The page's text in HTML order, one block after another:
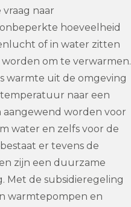
naar
hoeveelheid
of in water zitten
om te verwarmen.
warmte uit de omgeving
naar een
worden voor
water en zelfs voor de
er tevens de
zijn een duurzame
Met de subsidieregeling
warmtepompen en